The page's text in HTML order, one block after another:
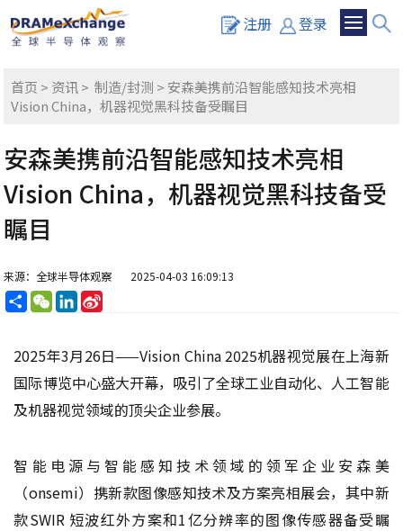
注册 登录
首页 > 资讯>制造/封测 > 安森美携前沿智能感知技术亮相
Vision China，机器视觉黑科技备受瞩目
安森美携前沿智能感知技术亮相
Vision China，机器视觉黑科技备受
瞩目
来源：全球半导体观察 2025-04-03 16:09:13
分
享
WeChatLinkedIn
2025年3月26日——Vision China 2025机器视觉展在上海新
国际博览中心盛大开幕，吸引了全球工业自动化、人工智能
及机器视觉领域的顶尖企业参展。
智能电源与智能感知技术领域的领军企业安森美
（onsemi）携新款图像感知技术及方案亮相展会，其中新
款SWIR 短波红外方案和1亿分辨率的图像传感器备受瞩